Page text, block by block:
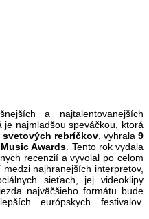
a najtalentovanejších
najmladšou speváčkou, ktorá
svetových rebríčkov , vyhrala 9
Awards . Tento rok vydala
recenzií a vyvolal po celom
medzi najhranejších interpretov,
sieťach, jej videoklipy
najväčšieho formátu bude
európskych festivalov.